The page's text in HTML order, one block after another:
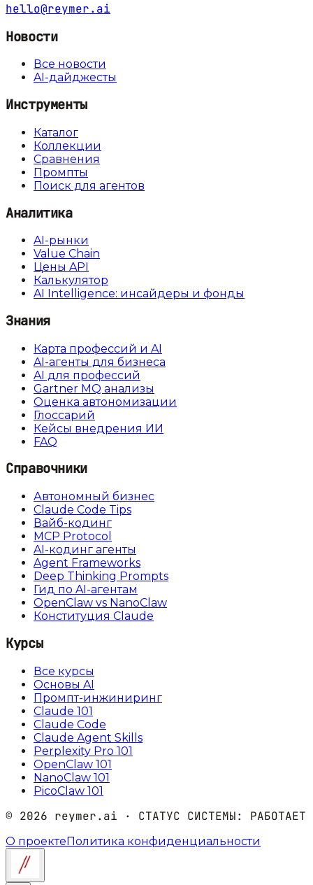
hello@reymer.ai
Новости
Все новости
AI-дайджесты
Инструменты
Каталог
Коллекции
Сравнения
Промпты
Поиск для агентов
Аналитика
AI-рынки
Value Chain
Цены API
Калькулятор
AI Intelligence: инсайдеры и фонды
Знания
Карта профессий и AI
AI-агенты для бизнеса
AI для профессий
Gartner MQ анализы
Оценка автономизации
Глоссарий
Кейсы внедрения ИИ
FAQ
Справочники
Автономный бизнес
Claude Code Tips
Вайб-кодинг
MCP Protocol
AI-кодинг агенты
Agent Frameworks
Deep Thinking Prompts
Гид по AI-агентам
OpenClaw vs NanoClaw
Конституция Claude
Курсы
Все курсы
Основы AI
Промпт-инжиниринг
Claude 101
Claude Code
Claude Agent Skills
Perplexity Pro 101
OpenClaw 101
NanoClaw 101
PicoClaw 101
© 2026 reymer.ai · СТАТУС СИСТЕМЫ: РАБОТАЕТ
О проектеПолитика конфиденциальности